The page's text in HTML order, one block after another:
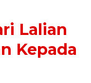
Lalian
Kepada